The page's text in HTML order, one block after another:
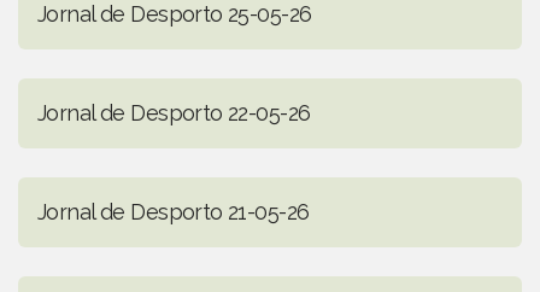
Jornal de Desporto 25-05-26
Jornal de Desporto 22-05-26
Jornal de Desporto 21-05-26